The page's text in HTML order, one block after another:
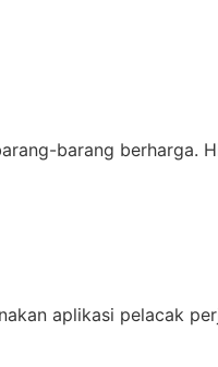
barang berharga.
aplikasi pelacak